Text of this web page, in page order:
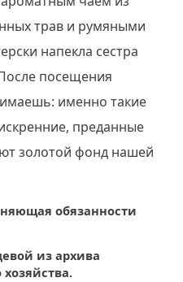
трав и румяными
напекла сестра
посещения
именно такие
преданные
золотой фонд нашей
обязанности
из архива